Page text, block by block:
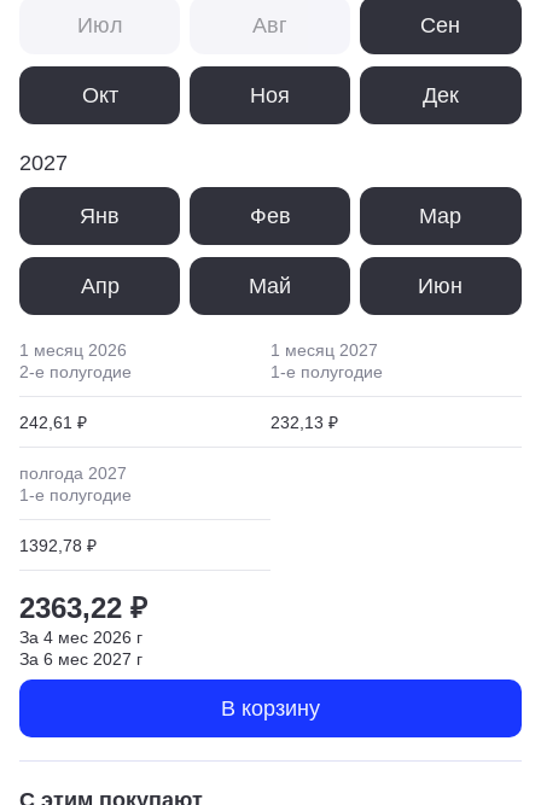
Июл Авг Сен
Окт Ноя Дек
2027
Янв Фев Мар
Апр Май Июн
1 месяц 2026
2-е полугодие
242,61 ₽
1 месяц 2027
1-е полугодие
232,13 ₽
полгода 2027
1-е полугодие
1392,78 ₽
2363,22 ₽
За 4 мес 2026 г
За 6 мес 2027 г
В корзину
С этим покупают